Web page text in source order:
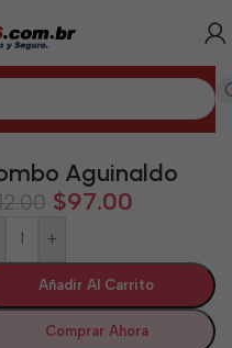
del Río
Aguinaldo
$97.00
+
Añadir Al Carrito
Comprar Ahora